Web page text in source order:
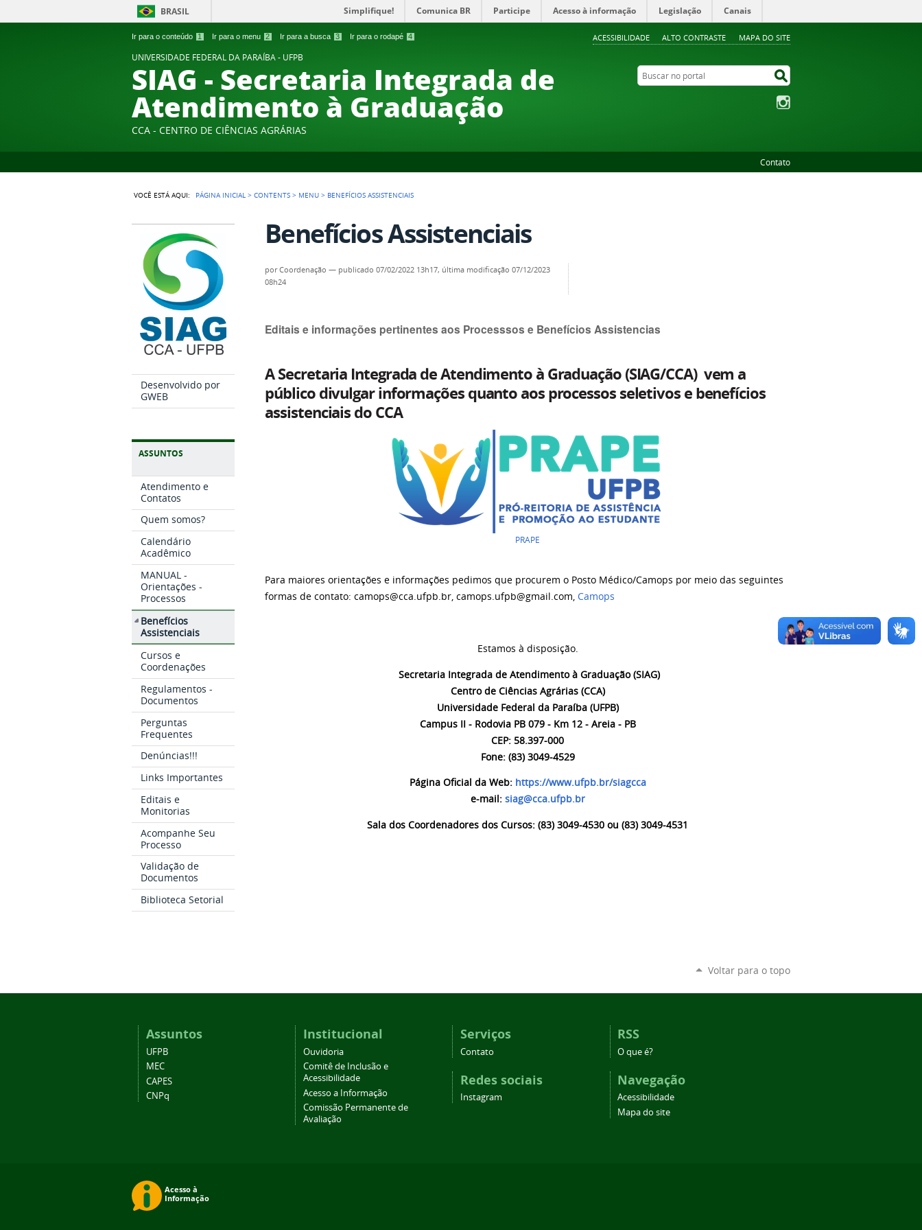
Ir para o conteúdo 1 Ir para o menu 2 Ir para a busca 3 Ir para o rodapé 4 ACESSIBILIDADE ALTO CONTRASTE MAPA DO SITE
BRASIL Simplifique! Comunica BR Participe Acesso à informação Legislação Canais
UNIVERSIDADE FEDERAL DA PARAÍBA - UFPB
SIAG - Secretaria Integrada de
Atendimento à Graduação
CCA - CENTRO DE CIÊNCIAS AGRÁRIAS
Buscar no portal
Contato
VOCÊ ESTÁ AQUI: PÁGINA INICIAL >CONTENTS > MENU > BENEFÍCIOS ASSISTENCIAIS
Desenvolvido por
GWEB
ASSUNTOS
Atendimento e
Contatos
Quem somos?
Calendário
Acadêmico
MANUAL -
Orientações -
Processos
Benefícios
Assistenciais
Cursos e
Coordenações
Regulamentos -
Documentos
Perguntas
Frequentes
Denúncias!!!
Links Importantes
Editais e
Monitorias
Acompanhe Seu
Processo
Validação de
Documentos
Biblioteca Setorial
Benefícios Assistenciais
porCoordenação — publicado 07/02/2022 13h17, última modificação 07/12/2023
08h24
Editais e informações pertinentes aos Processsos e Benefícios Assistencias
A Secretaria Integrada de Atendimento à Graduação (SIAG/CCA) vem a
público divulgar informações quanto aos processos seletivos e benefícios
assistenciais do CCA
PRAPE
Para maiores orientações e informações pedimos que procurem o Posto Médico/Camops por meio das seguintes
formas de contato: camops@cca.ufpb.br, camops.ufpb@gmail.com,Camops
Estamos à disposição.
Secretaria Integrada de Atendimento à Graduação (SIAG)
Centro de Ciências Agrárias (CCA)
Universidade Federal da Paraíba (UFPB)
Campus II - Rodovia PB 079 - Km 12 - Areia - PB
CEP: 58.397-000
Fone: (83) 3049-4529
Página Oficial da Web: https://www.ufpb.br/siagcca
e-mail: siag@cca.ufpb.br
Sala dos Coordenadores dos Cursos: (83) 3049-4530 ou (83) 3049-4531
Voltar para o topo
Assuntos
UFPB
MEC
CAPES
CNPq
Institucional
Ouvidoria
Comitê de Inclusão e
Acessibilidade
Acesso a Informação
Comissão Permanente de
Avaliação
Serviços
Contato
Redes sociais
Instagram
RSS
O que é?
Navegação
Acessibilidade
Mapa do site